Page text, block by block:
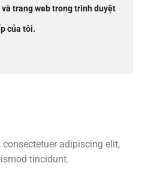
trang web trong trình duyệt
của tôi.
adipiscing elit,
tincidunt.